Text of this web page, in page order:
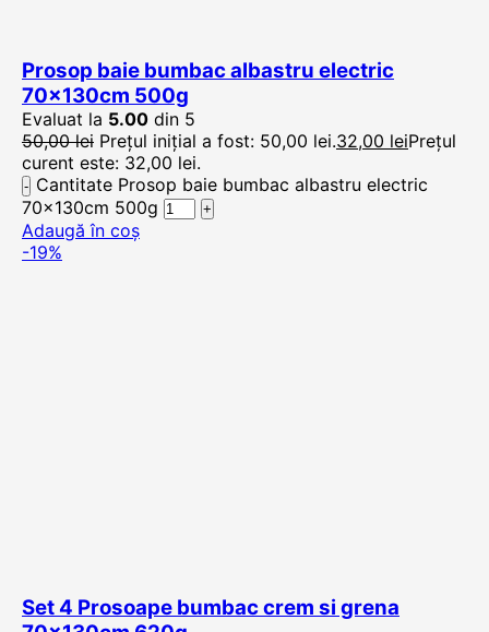
Prosop baie bumbac albastru electric
70x130cm 500g
Evaluat la 5.00 din 5
50,00lei Prețul inițial a fost: 50,00 lei.32,00 leiPrețul
curent este: 32,00 lei.
Cantitate Prosop baie bumbac albastru electric
70x130cm 500g
Adaugă în coș
-19%
Set 4 Prosoape bumbac crem si grena